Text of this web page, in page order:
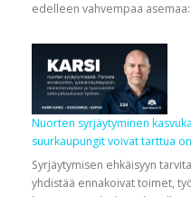
edelleen vahvempaa
Nuorten syrjäytyminen
suurkaupungit voivat tarttua
Syrjäytymisen ehkäisyyn
yhdistää ennakoivat toimet,